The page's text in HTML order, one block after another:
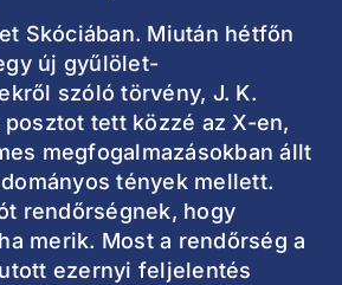
Skóciában. Miután hétfőn
új gyűlölet-
szóló törvény, J. K.
tett közzé az X-en,
megfogalmazásokban állt
tények mellett.
rendőrségnek, hogy
merik. Most a rendőrség a
ezernyi feljelentés